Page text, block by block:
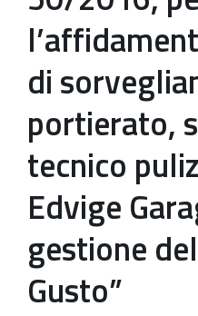
di
portierato,
tecnico
Edvige
gestione
Gusto”